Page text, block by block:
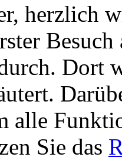
herzlich
Dort
alle
Sie das